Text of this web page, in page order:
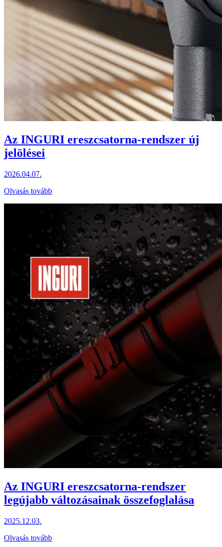
Az INGURI ereszcsatorna-rendszer új
jelölései
2026.04.07.
Olvasás tovább
Az INGURI ereszcsatorna-rendszer
legújabb változásainak összefoglalása
2025.12.03.
Olvasás tovább